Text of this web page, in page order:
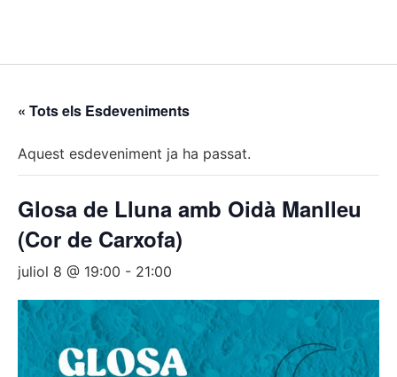
« Tots els Esdeveniments
Aquest esdeveniment ja ha passat.
Glosa de Lluna amb Oidà Manlleu
(Cor de Carxofa)
juliol 8 @ 19:00 - 21:00